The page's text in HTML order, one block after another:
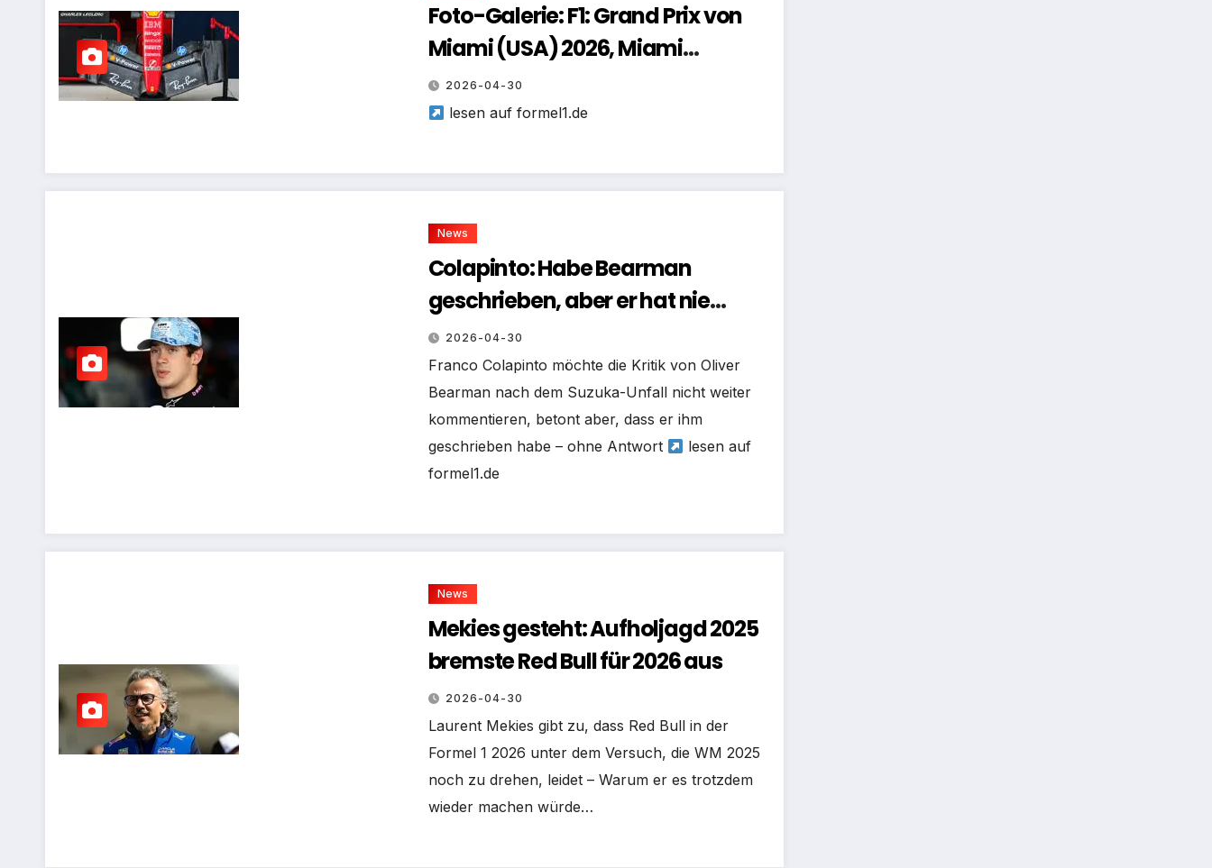
Foto-Galerie: F1: Grand Prix von
Miami (USA) 2026, Miami
International Autodrome,
Technik
2026-04-30
lesen auf formel1.de
News
Colapinto: Habe Bearman
geschrieben, aber er hat nie
geantwortet!
2026-04-30
Franco Colapinto möchte die Kritik von Oliver
Bearman nach dem Suzuka-Unfall nicht weiter
kommentieren, betont aber, dass er ihm
geschrieben habe – ohne Antwort
lesen auf
formel1.de
News
Mekies gesteht: Aufholjagd 2025
bremste Red Bull für 2026 aus
2026-04-30
Laurent Mekies gibt zu, dass Red Bull in der
Formel 1 2026 unter dem Versuch, die WM 2025
noch zu drehen, leidet – Warum er es trotzdem
wieder machen würde…